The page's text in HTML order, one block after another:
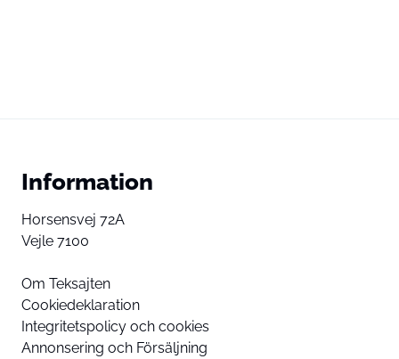
Information
Horsensvej 72A
Vejle 7100
Om Teksajten
Cookiedeklaration
Integritetspolicy och cookies
Annonsering och Försäljning